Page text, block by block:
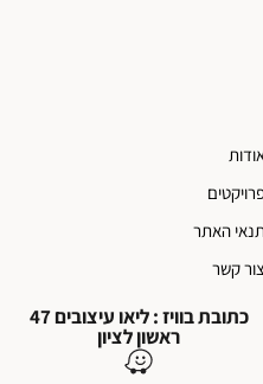
תנאי האתר
צור קשר
כתובת בוויז : ליאו עיצובים 47
ראשון לציון